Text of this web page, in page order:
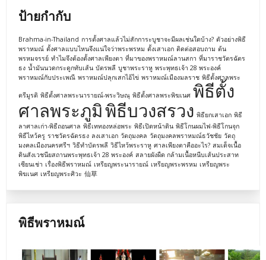
ป้ายกำกับ
Brahma-in-Thailand การตั้งศาลแล้วไม่สักการะบูชาจะมีผลเช่นใดบ้าง? ตัวอย่างพิธี
พราหมณ์ ตั้งศาลแบบไหนจึงแน่ใจว่าพระพรหม ตั้งเสาเอก ติดต่อสอบถาม ต้น
พรหมจรรย์ ทำไมจึงต้องตั้งศาลเพียงตา ที่มาของพราหมณ์ลานสกา ที่มาราชวัตรฉัตร
ธง น้ำมันนวดกระดูกทับเส้น บัตรพลี บูชาพระราหู พระพุทธเจ้า 28 พระองค์
พราหมณ์กับประเพณี พราหมณ์ปลุกเสกไอ้ไข่ พราหมณ์เมืองมลราช พิธีตั้งศาลพระ
ตรีมูรติ พิธีตั้งศาลพระนารายณ์-พระวิษณุ พิธีตั้งศาลพระพิฆเนศ พิธีตั้ง
ศาลพระภูมิพิธีบวงสรวง พิธียกเสาเอก พิธี
ลาศาลเก่า-พิธีถอนศาล พิธีเททองหล่อพระ พิธีเปิดหน้าดิน พิธีโกนผมไฟ-พิธีโกนจุก
พิธีไหว้ครู ราชวัตรฉัตรธง ลงเสาเอก วัตถุมงคล วัตถุมงคลพราหมณ์ธวัชชัย วัตถุ
มงคลเมืองนครศรีฯ วิธีทำบัตรพลี วิธีไหว้พระราหู ศาลเพียงตาคืออะไร? สมเด็จเนื้อ
ดินสังเวชนียสถานพระพุทธเจ้า 28 พระองค์ สลายผังผืด กล้ามเนื้อหนีบเส้นประสาท
เซียนเช่า เรื่องพิธีพราหมณ์ เหรียญพระนารายณ์ เหรียญพระพรหม เหรียญพระ
พิฆเนศ เหรียญพระศิวะ 仙草
พิธีพราหมณ์